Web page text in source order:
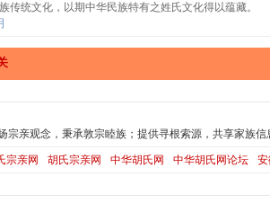
传统文化，以期中华民族特有之姓氏文化得以蕴藏。
宗亲观念，秉承敦宗睦族；提供寻根索源，共享家族信
宗亲网 胡氏宗亲网 中华胡氏网 中华胡氏网论坛